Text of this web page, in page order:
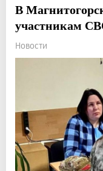
В
участникам
Новости